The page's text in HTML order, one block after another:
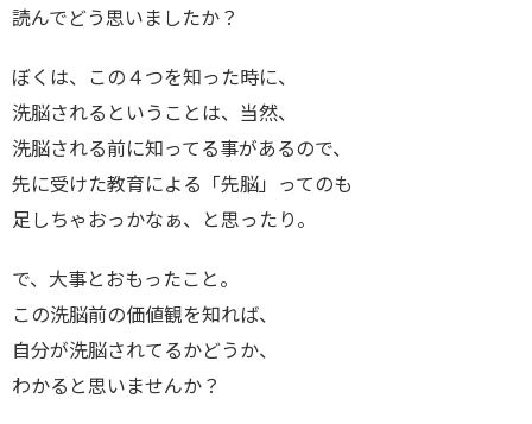
読んでどう思いましたか？
ぼくは、この４つを知った時に、
洗脳されるということは、当然、
洗脳される前に知ってる事があるので、
先に受けた教育による「先脳」ってのも
足しちゃおっかなぁ、と思ったり。
で、大事とおもったこと。
この洗脳前の価値観を知れば、
自分が洗脳されてるかどうか、
わかると思いませんか？